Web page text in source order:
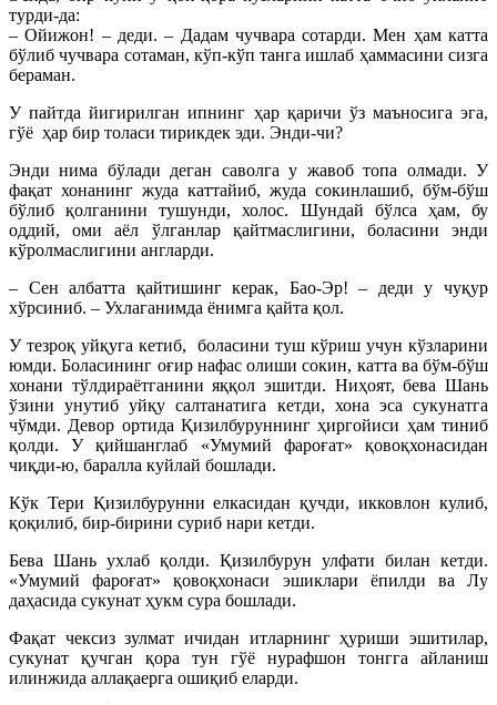
турди-да:
– Ойижон! – деди. – Дадам чучвара сотарди. Мен ҳам катта
бўлиб чучвара сотаман, кўп-кўп танга ишлаб ҳаммасини сизга
бераман.
У пайтда йигирилган ипнинг ҳар қаричи ўз маъносига эга,
гўё ҳар бир толаси тирикдек эди. Энди-чи?
Энди нима бўлади деган саволга у жавоб топа олмади. У
фақат хонанинг жуда каттайиб, жуда сокинлашиб, бўм-бўш
бўлиб қолганини тушунди, холос. Шундай бўлса ҳам, бу
оддий, оми аёл ўлганлар қайтмаслигини, боласини энди
кўролмаслигини англарди.
– Сен албатта қайтишинг керак, Бао-Эр! – деди у чуқур
хўрсиниб. – Ухлаганимда ёнимга қайта қол.
У тезроқ уйқуга кетиб, боласини туш кўриш учун кўзларини
юмди. Боласининг оғир нафас олиши сокин, катта ва бўм-бўш
хонани тўлдираётганини яққол эшитди. Ниҳоят, бева Шань
ўзини унутиб уйқу салтанатига кетди, хона эса сукунатга
чўмди. Девор ортида Қизилбуруннинг ҳиргойиси ҳам тиниб
қолди. У қийшанглаб «Умумий фароғат» қовоқхонасидан
чиқди-ю, баралла куйлай бошлади.
Кўк Тери Қизилбурунни елкасидан қучди, икковлон кулиб,
қоқилиб, бир-бирини суриб нари кетди.
Бева Шань ухлаб қолди. Қизилбурун улфати билан кетди.
«Умумий фароғат» қовоқхонаси эшиклари ёпилди ва Лу
даҳасида сукунат ҳукм сура бошлади.
Фақат чексиз зулмат ичидан итларнинг ҳуриши эшитилар,
сукунат қучган қора тун гўё нурафшон тонгга айланиш
илинжида аллақаерга ошиқиб еларди.